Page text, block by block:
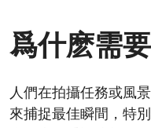
爲什麽需
人們在拍攝任務或風
來捕捉最佳瞬間，特